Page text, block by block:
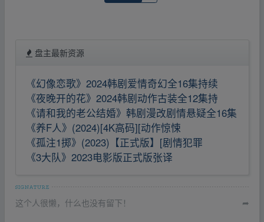
盘主最新资源
《幻像恋歌》2024韩剧爱情奇幻全16集持续
《夜晚开的花》2024韩剧动作古装全12集持
《请和我的老公结婚》韩剧漫改剧情悬疑全16集
《养F人》(2024)[4K高码][动作惊悚
《孤注1掷》(2023)【正式版】[剧情犯罪
《3大队》2023电影版正式版张译
这个人很懒，什么也没有留下！ ➦